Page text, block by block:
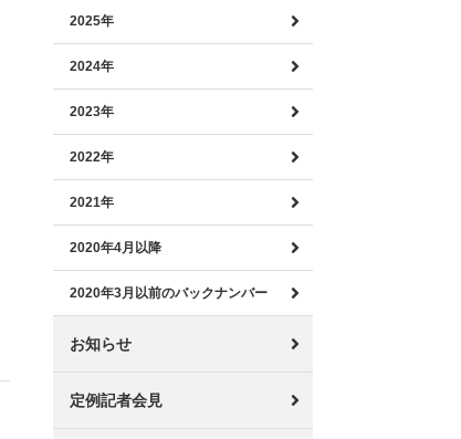
2025年
2024年
2023年
2022年
2021年
2020年4月以降
2020年3月以前のバックナンバー
お知らせ
定例記者会見